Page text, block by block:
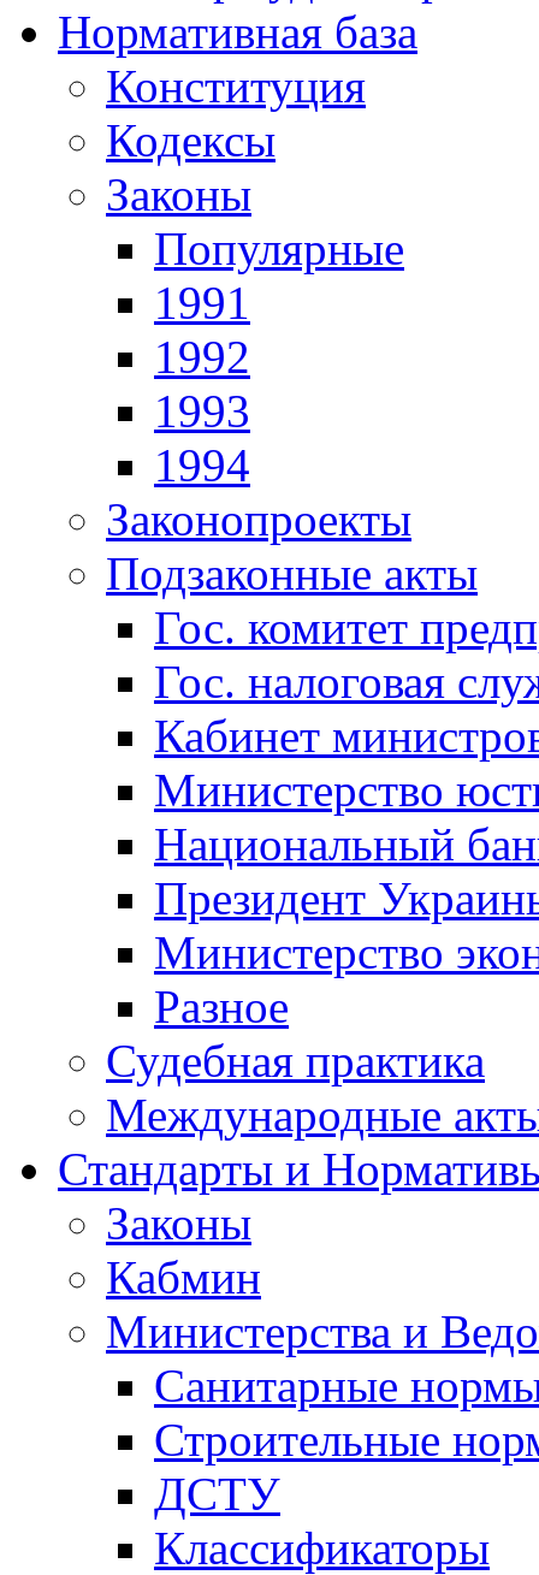
Нормативная база
Конституция
Кодексы
Законы
Популярные
1991
1992
1993
1994
Законопроекты
Подзаконные акты
Гос. комитет
Гос. налоговая
Кабинет
Министерство
Национальный
Президент
Министерство
Разное
Судебная практика
Международные
Стандарты и
Законы
Кабмин
Министерства и
Санитарные
Строительные
ДСТУ
Классификаторы